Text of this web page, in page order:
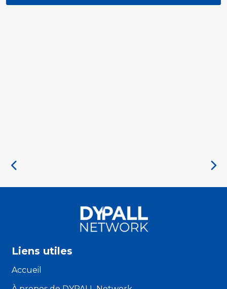
Liens utiles
Accueil